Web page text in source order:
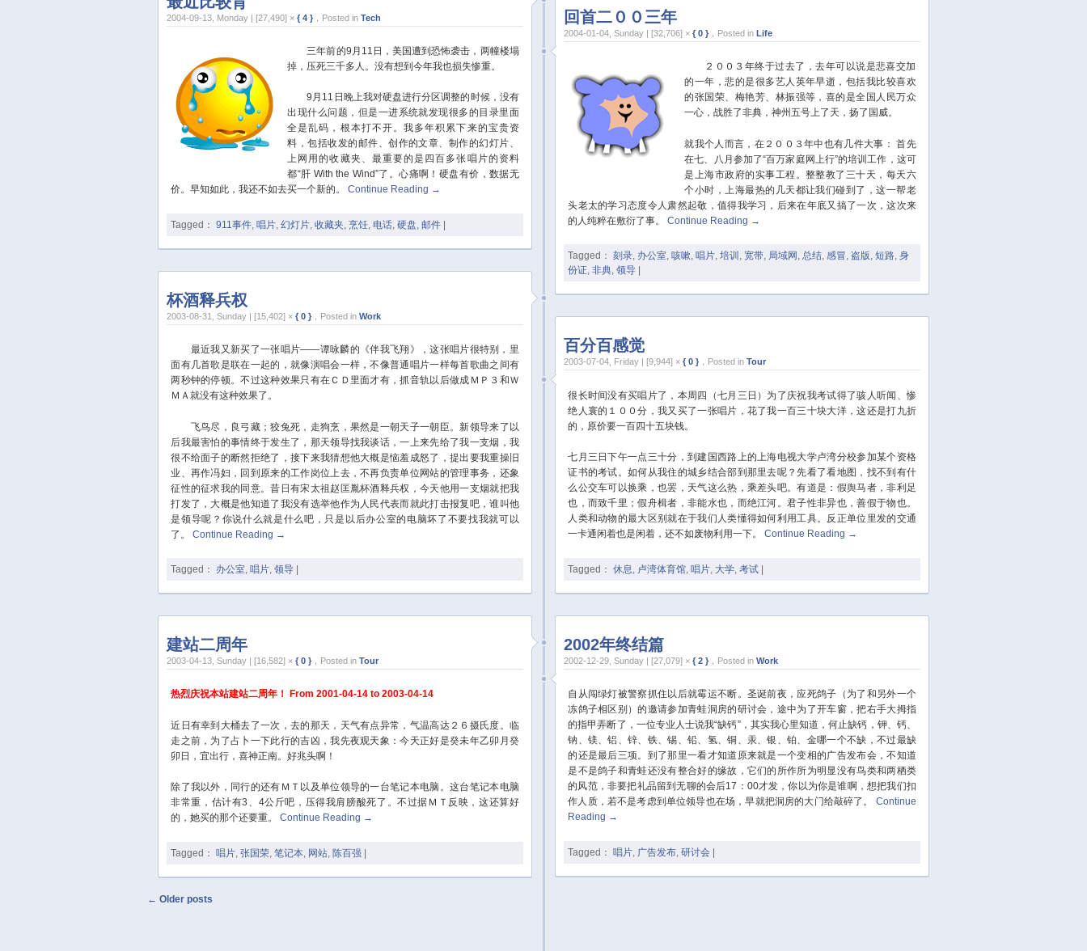
2004-09-13, Monday | [27,490] × { 4 } ，Posted in Tech
三年前的9月11日，美国遭到恐怖袭击，两幢楼塌
掉，压死三千多人。没有想到今年我也损失惨重。
9月11日晚上我对硬盘进行分区调整的时候，没有
出现什么问题，但是一进系统就发现很多的目录里面
全是乱码，根本打不开。我多年积累下来的宝贵资
料，包括收发的邮件、创作的文章、制作的幻灯片、
上网用的收藏夹、最重要的是四百多张唱片的资料
都“肝 With the Wind”了。心痛啊！硬盘有价，数据无
价。早知如此，我还不如去买一个新的。
Continue Reading →
Tagged： 911事件, 唱片, 幻灯片, 收藏夹, 烹饪, 电话, 硬盘, 邮件 |
回首二００三年
2004-01-04, Sunday | [32,706] × { 0 } ，Posted in Life
２００３年终于过去了，去年可以说是悲喜交加
的一年，悲的是很多艺人英年早逝，包括我比较喜欢
的张国荣、梅艳芳、林振强等，喜的是全国人民万众
一心，战胜了非典，神州五号上了天，扬了国威。
就我个人而言，在２００３年中也有几件大事： 首先
在七、八月参加了“百万家庭网上行”的培训工作，这可
是上海市政府的实事工程。整整教了三十天，每天六
个小时，上海最热的几天都让我们碰到了，这一帮老
头老太的学习态度令人肃然起敬，值得我学习，后来在年底又搞了一次，这次来
的人纯粹在敷衍了事。
Continue Reading →
Tagged： 刻录, 办公室, 咳嗽, 唱片, 培训 , 宽带, 局域网 , 总结, 感冒, 盗版, 短路, 身
份证, 非典, 领导
杯酒释兵权
2003-08-31, Sunday | [15,402] × { 0 } ，Posted in Work
最近我又新买了一张唱片——谭咏麟的《伴我飞翔》，这张唱片很特别，里
面有几首歌是联在一起的，就像演唱会一样，不像普通唱片一样每首歌曲之间有
两秒钟的停顿。不过这种效果只有在ＣＤ里面才有，抓音轨以后做成ＭＰ３和Ｗ
ＭＡ就没有这种效果了。
飞鸟尽，良弓藏；狡兔死，走狗烹，果然是一朝天子一朝臣。新领导来了以
后我最害怕的事情终于发生了，那天领导找我谈话，一上来先给了我一支烟，我
很不给面子的断然拒绝了，接下来我猜想他大概是恼羞成怒了，提出要我重操旧
业、再作冯妇，回到原来的工作岗位上去，不再负责单位网站的管理事务，还象
征性的征求我的同意。昔日有宋太祖赵匡胤杯酒释兵权，今天他用一支烟就把我
打发了，大概是他知道了我没有选举他作为人民代表而就此打击报复吧，谁叫他
是领导呢？你说什么就是什么吧，只是以后办公室的电脑坏了不要找我就可以
了。
Continue Reading →
Tagged： 办公室, 唱片, 领导
百分百感觉
2003-07-04, Friday | [9,944] × { 0 } ，Posted in Tour
很长时间没有买唱片了，本周四（七月三日）为了庆祝我考试得了骇人听闻、惨
绝人寰的１００分，我又买了一张唱片，花了我一百三十块大洋，这还是打九折
的，原价要一百四十五块钱。
七月三日下午一点三十分，到建国西路上的上海电视大学卢湾分校参加某个资格
证书的考试。如何从我住的城乡结合部到那里去呢？先看了看地图，找不到有什
么公交车可以换乘，也罢，天气这么热，乘差头吧。有道是：假舆马者，非利足
也，而致千里；假舟楫者，非能水也，而绝江河。君子性非异也，善假于物也。
人类和动物的最大区别就在于我们人类懂得如何利用工具。反正单位里发的交通
一卡通闲着也是闲着，还不如废物利用一下。
Continue Reading →
Tagged： 休息 卢湾体育馆 唱片 大学 考试 |
建站二周年
2003-04-13, Sunday | [16,582] × { 0 } ，Posted in Tour
热烈庆祝本站建站二周年！ From 2001-04-14 to 2003-04-14
近日有幸到大桶去了一次，去的那天，天气有点异常，气温高达２６摄氏度。临
走之前，为了占卜一下此行的吉凶，我先夜观天象：今天正好是癸未年乙卯月癸
卯日，宜出行，喜神正南。好兆头啊！
除了我以外，同行的还有ＭＴ以及单位领导的一台笔记本电脑。这台笔记本电脑
非常重，估计有3、4公斤吧，压得我肩膀酸死了。不过据ＭＴ反映，这还算好
的，她买的那个还要重。
Continue Reading →
Tagged： 唱片 张国荣 笔记本 网站 陈百强 |
2002年终结篇
2002-12-29, Sunday | [27,079] × { 2 } ，Posted in Work
自从闯绿灯被警察抓住以后就霉运不断。圣诞前夜，应死鸽子（为了和另外一个
冻鸽子相区别）的邀请参加青蛙洞房的研讨会，途中为了开车窗，把右手大拇指
的指甲弄断了，一位专业人士说我“缺钙”，其实我心里知道，何止缺钙，钾、钙、
钠、镁、铝、锌、铁、锡、铅、氢、铜、汞、银、铂、金哪一个不缺，不过最缺
的还是最后三项。到了那里一看才知道原来就是一个变相的广告发布会，不知道
是不是鸽子和青蛙还没有整合好的缘故，它们的所作所为明显没有鸟类和两栖类
的风范，非要把礼品留到无聊的会后17：00才发，你以为你是谁啊，想把我们扣
作人质，若不是考虑到单位领导也在场，早就把洞房的大门给敲碎了。
Continue
Reading →
Tagged： 唱片 广告发布 研讨会 |
Post navigation
← Older posts